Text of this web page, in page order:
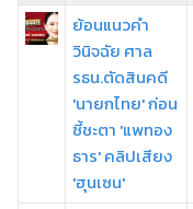
ย้อนแนวคำ
วินิจฉัย ศาล
รธน.ตัดสินคดี
'นายกไทย' ก่อน
ชี้ชะตา 'แพทอง
ธาร' คลิปเสียง
'ฮุนเซน'